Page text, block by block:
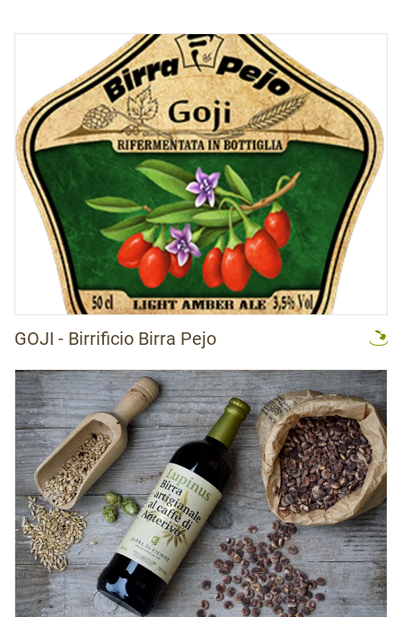
GOJI - Birrificio Birra Pejo